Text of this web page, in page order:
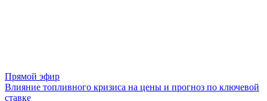
Прямой эфир
Влияние топливного кризиса на цены и прогноз по ключевой
ставке